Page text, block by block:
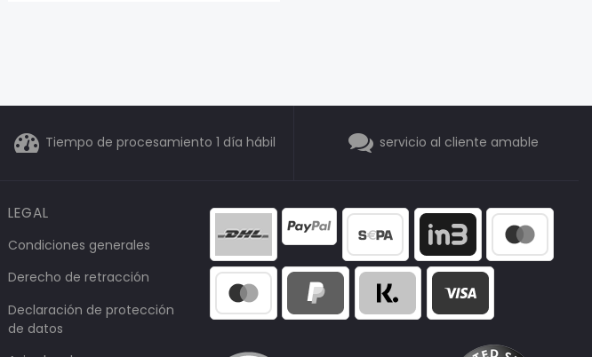
Tiempo de procesamiento 1 día hábil servicio al cliente amable
LEGAL
Condiciones generales
Derecho de retracción
Declaración de protección
de datos